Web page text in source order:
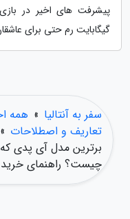
گیگابایت رم حتی برای
سفر به آنتالیا » همه
تعاریف و اصطلاحات »
برترین مدل آی پدی
چیست؟ راهنمای خرید iPad برای سال 2022